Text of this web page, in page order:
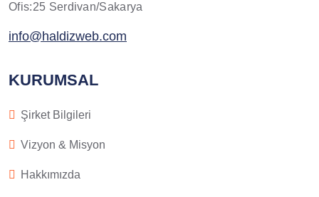
Ofis:25 Serdivan/Sakarya
info@haldizweb.com
KURUMSAL
Şirket Bilgileri
Vizyon & Misyon
Hakkımızda